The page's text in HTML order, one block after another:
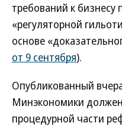
требований к бизнесу
«регуляторной
основе
от 9 сентября).
Опубликованный
Минэкономики
процедурной части